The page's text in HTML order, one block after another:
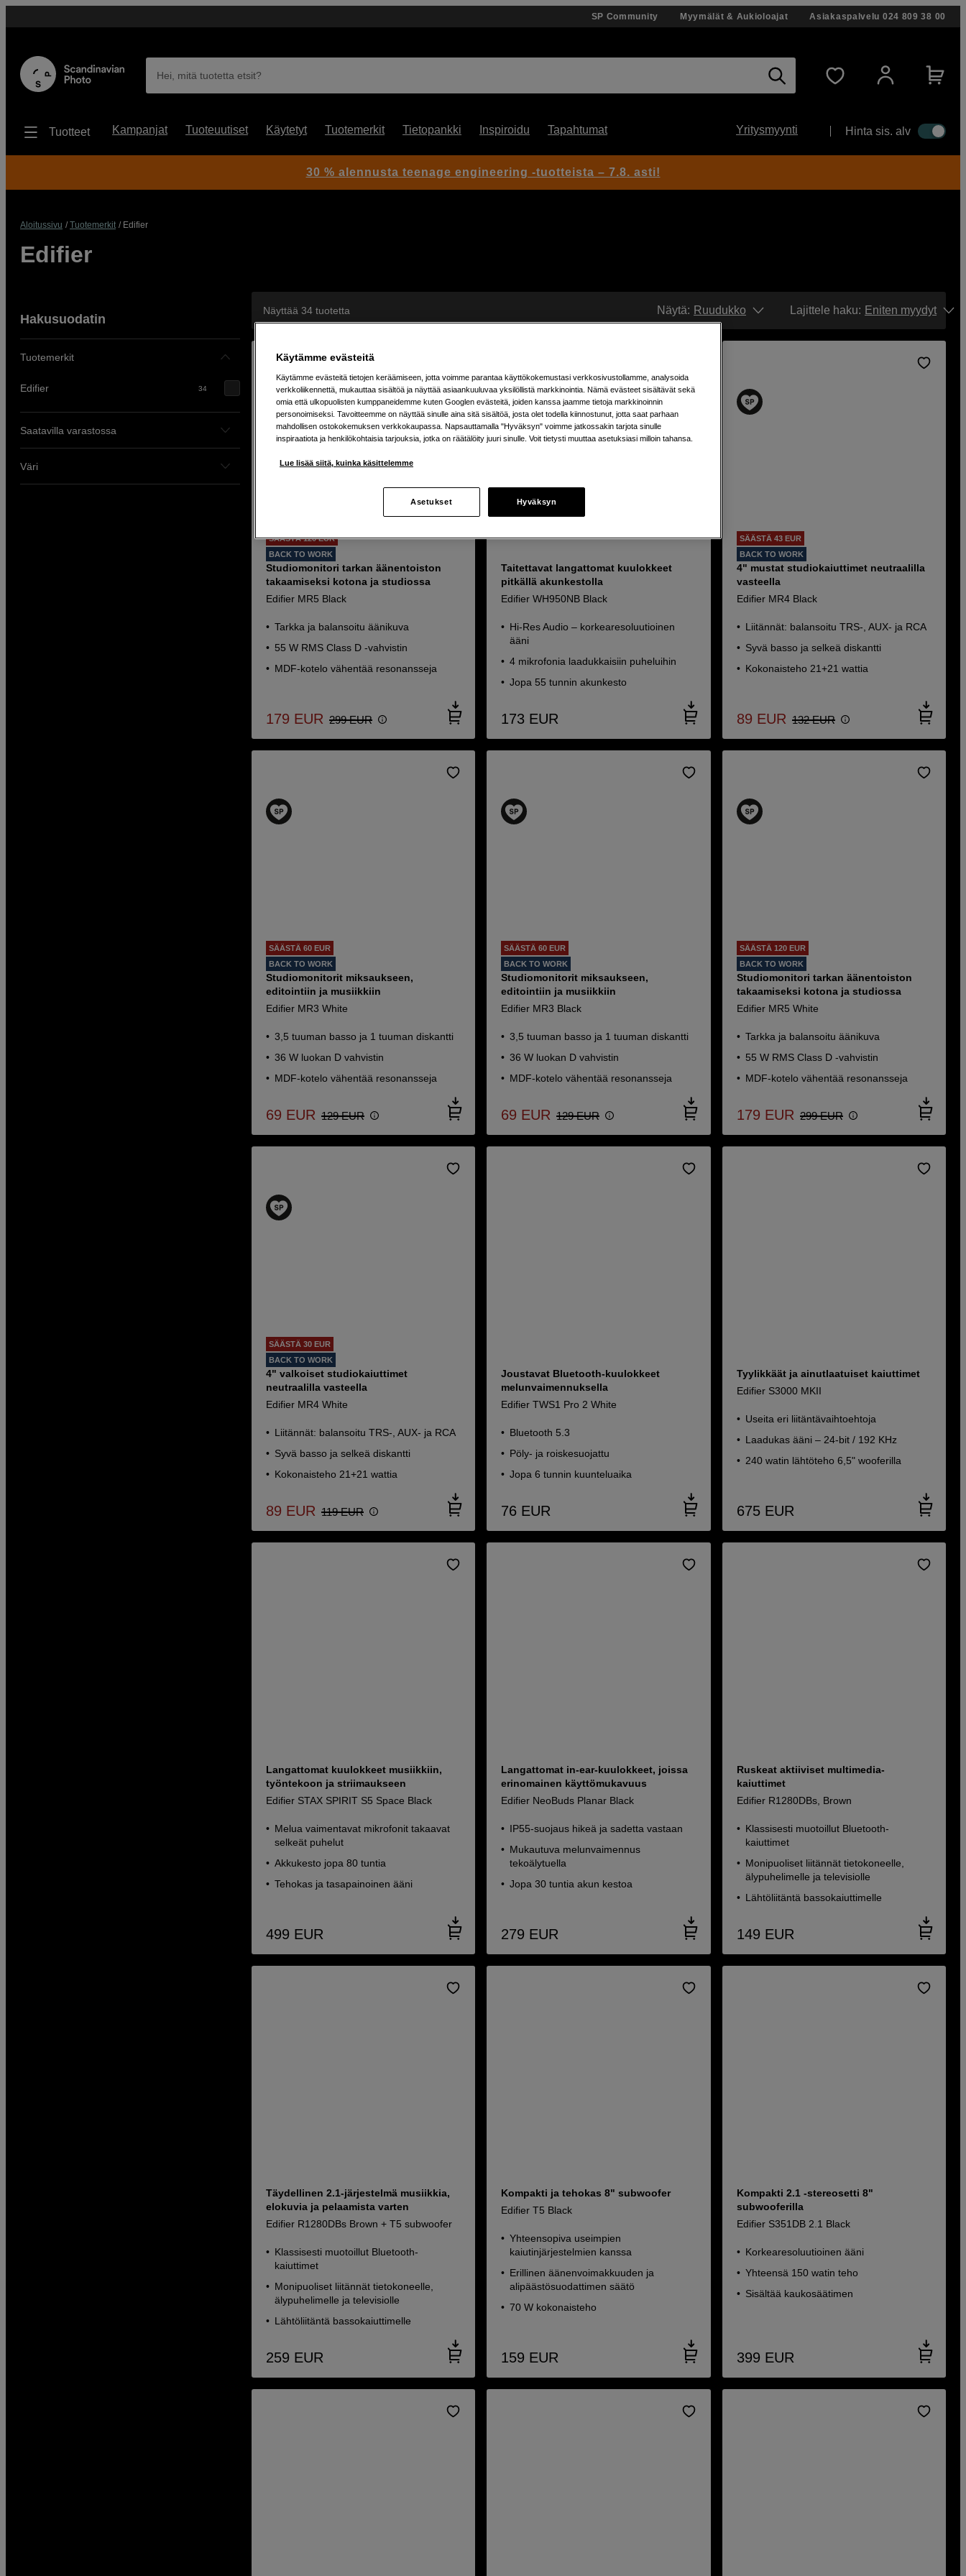
SP Community Myymälät & Aukioloajat Asiakaspalvelu 024 809 38 00
Hei, mitä tuotetta etsit?
Tuotteet Kampanjat Tuoteuutiset Käytetyt Tuotemerkit Tietopankki Inspiroidu Tapahtumat Yritysmyynti Hinta sis. alv
Aloitussivu Tuotemerkit Edifier
Edifier
Hakusuodatin
Tuotemerkit
Edifier 34
Saatavilla varastossa
Väri
Näyttää 34 tuotetta Näytä: Ruudukko Lajittele haku: Eniten myydyt
SÄÄSTÄ 120 EUR
BACK TO WORK
Studiomonitori tarkan äänentoiston
takaamiseksi kotona ja studiossa
Edifier MR5 Black
Tarkka ja balansoitu äänikuva
55 W RMS Class D -vahvistin
MDF-kotelo vähentää resonansseja
179 EUR 299 EUR
Taitettavat langattomat kuulokkeet
pitkällä akunkestolla
Edifier WH950NB Black
Hi-Res Audio – korkearesoluutioinen
ääni
4 mikrofonia laadukkaisiin puheluihin
Jopa 55 tunnin akunkesto
173 EUR
SÄÄSTÄ 43 EUR
BACK TO WORK
4" mustat studiokaiuttimet neutraalilla
vasteella
Edifier MR4 Black
Liitännät: balansoitu TRS-, AUX- ja RCA
Syvä basso ja selkeä diskantti
Kokonaisteho 21+21 wattia
89 EUR 132 EUR
SÄÄSTÄ 60 EUR
BACK TO WORK
Studiomonitorit miksaukseen,
editointiin ja musiikkiin
Edifier MR3 White
3,5 tuuman basso ja 1 tuuman diskantti
36 W luokan D vahvistin
MDF-kotelo vähentää resonansseja
69 EUR 129 EUR
SÄÄSTÄ 60 EUR
BACK TO WORK
Studiomonitorit miksaukseen,
editointiin ja musiikkiin
Edifier MR3 Black
3,5 tuuman basso ja 1 tuuman diskantti
36 W luokan D vahvistin
MDF-kotelo vähentää resonansseja
69 EUR 129 EUR
SÄÄSTÄ 120 EUR
BACK TO WORK
Studiomonitori tarkan äänentoiston
takaamiseksi kotona ja studiossa
Edifier MR5 White
Tarkka ja balansoitu äänikuva
55 W RMS Class D -vahvistin
MDF-kotelo vähentää resonansseja
179 EUR 299 EUR
SÄÄSTÄ 30 EUR
BACK TO WORK
4" valkoiset studiokaiuttimet
neutraalilla vasteella
Edifier MR4 White
Liitännät: balansoitu TRS-, AUX- ja RCA
Syvä basso ja selkeä diskantti
Kokonaisteho 21+21 wattia
89 EUR 119 EUR
Joustavat Bluetooth-kuulokkeet
melunvaimennuksella
Edifier TWS1 Pro 2 White
Bluetooth 5.3
Pöly- ja roiskesuojattu
Jopa 6 tunnin kuunteluaika
76 EUR
Tyylikkäät ja ainutlaatuiset kaiuttimet
Edifier S3000 MKII
Useita eri liitäntävaihtoehtoja
Laadukas ääni – 24-bit / 192 KHz
240 watin lähtöteho 6,5" wooferilla
675 EUR
Langattomat kuulokkeet musiikkiin,
työntekoon ja striimaukseen
Edifier STAX SPIRIT S5 Space Black
Melua vaimentavat mikrofonit takaavat
selkeät puhelut
Akkukesto jopa 80 tuntia
Tehokas ja tasapainoinen ääni
499 EUR
Langattomat in-ear-kuulokkeet, joissa
erinomainen käyttömukavuus
Edifier NeoBuds Planar Black
IP55-suojaus hikeä ja sadetta vastaan
Mukautuva melunvaimennus
tekoälytuella
Jopa 30 tuntia akun kestoa
279 EUR
Ruskeat aktiiviset multimedia-
kaiuttimet
Edifier R1280DBs, Brown
Klassisesti muotoillut Bluetooth-
kaiuttimet
Monipuoliset liitännät tietokoneelle,
älypuhelimelle ja televisiolle
Lähtöliitäntä bassokaiuttimelle
149 EUR
Täydellinen 2.1-järjestelmä musiikkia,
elokuvia ja pelaamista varten
Edifier R1280DBs Brown + T5 subwoofer
Klassisesti muotoillut Bluetooth-
kaiuttimet
Monipuoliset liitännät tietokoneelle,
älypuhelimelle ja televisiolle
Lähtöliitäntä bassokaiuttimelle
259 EUR
Kompakti ja tehokas 8" subwoofer
Edifier T5 Black
Yhteensopiva useimpien
kaiutinjärjestelmien kanssa
Erillinen äänenvoimakkuuden ja
alipäästösuodattimen säätö
70 W kokonaisteho
159 EUR
Kompakti 2.1 -stereosetti 8"
subwooferilla
Edifier S351DB 2.1 Black
Korkearesoluutioinen ääni
Yhteensä 150 watin teho
Sisältää kaukosäätimen
399 EUR
30 % alennusta teenage engineering -tuotteista – 7.8. asti!
Käytämme evästeitä
Käytämme evästeitä tietojen keräämiseen, jotta voimme parantaa käyttökokemustasi verkkosivustollamme, analysoida
verkkoliikennettä, mukauttaa sisältöä ja näyttää asiaankuuluvaa yksilöllistä markkinointia. Nämä evästeet sisältävät sekä
omia että ulkopuolisten kumppaneidemme kuten Googlen evästeitä, joiden kanssa jaamme tietoja markkinoinnin
personoimiseksi. Tavoitteemme on näyttää sinulle aina sitä sisältöä, josta olet todella kiinnostunut, jotta saat parhaan
mahdollisen ostokokemuksen verkkokaupassa. Napsauttamalla "Hyväksyn" voimme jatkossakin tarjota sinulle
inspiraatiota ja henkilökohtaisia tarjouksia, jotka on räätälöity juuri sinulle. Voit tietysti muuttaa asetuksiasi milloin tahansa.
Lue lisää siitä, kuinka käsittelemme
Asetukset Hyväksyn